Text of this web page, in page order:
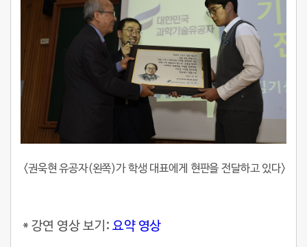
<권욱현 유공자(왼쪽)가 학생 대표에게 현판을 전달하고 있다>
* 강연 영상 보기:요약 영상